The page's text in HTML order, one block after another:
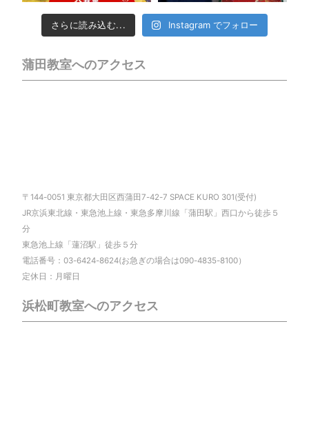
さらに読み込む... Instagram でフォロー
蒲田教室へのアクセス
〒144-0051 東京都大田区西蒲田7-42-7 SPACE KURO 301(受付)
JR京浜東北線・東急池上線・東急多摩川線「蒲田駅」西口から徒歩５
分
東急池上線「蓮沼駅」徒歩５分
電話番号：03-6424-8624(お急ぎの場合は090-4835-8100）
定休日：月曜日
浜松町教室へのアクセス